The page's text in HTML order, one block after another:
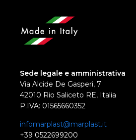
Sede legale e amministrativa
Via Alcide De Gasperi, 7
42010 Rio Saliceto RE, Italia
P.IVA: 01565660352
infomarplast@marplast.it
+39 0522699200